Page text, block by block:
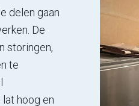
delen gaan
De
storingen,
te
hoog en